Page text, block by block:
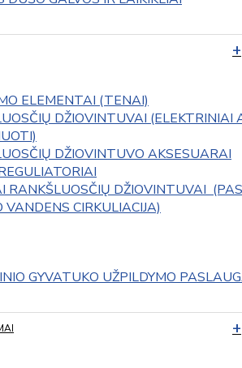
ELEMENTAI (TENAI)
DŽIOVINTUVAI (ELEKTRINIAI
DŽIOVINTUVO AKSESUARAI
RANKŠLUOSČIŲ DŽIOVINTUVAI
VANDENS CIRKULIACIJA)
GYVATUKO UŽPILDYMO